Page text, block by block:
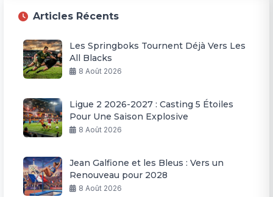
Articles Récents
Les Springboks Tournent Déjà Vers Les
All Blacks
8 Août 2026
Ligue 2 2026-2027 : Casting 5 Étoiles
Pour Une Saison Explosive
8 Août 2026
Jean Galfione et les Bleus : Vers un
Renouveau pour 2028
8 Août 2026